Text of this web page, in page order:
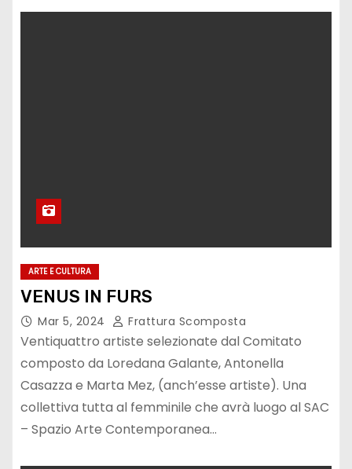
ARTE E CULTURA
VENUS IN FURS
Mar 5, 2024 Frattura Scomposta
Ventiquattro artiste selezionate dal Comitato
composto da Loredana Galante, Antonella
Casazza e Marta Mez, (anch’esse artiste). Una
collettiva tutta al femminile che avrà luogo al SAC
– Spazio Arte Contemporanea…